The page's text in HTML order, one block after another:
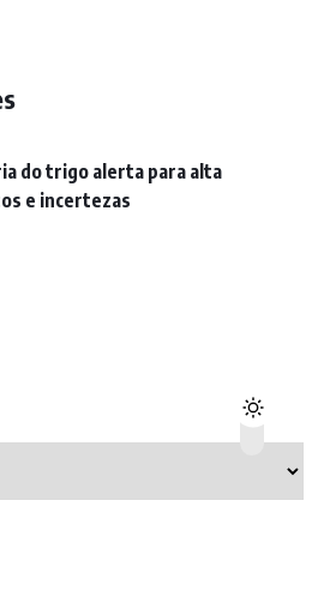
do trigo alerta para alta
e incertezas